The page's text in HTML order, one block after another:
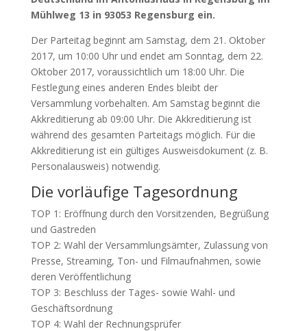
Mühlweg 13 in 93053 Regensburg ein.
Der Parteitag beginnt am Samstag, dem 21. Oktober
2017, um 10:00 Uhr und endet am Sonntag, dem 22.
Oktober 2017, voraussichtlich um 18:00 Uhr. Die
Festlegung eines anderen Endes bleibt der
Versammlung vorbehalten. Am Samstag beginnt die
Akkreditierung ab 09:00 Uhr. Die Akkreditierung ist
während des gesamten Parteitags möglich. Für die
Akkreditierung ist ein gültiges Ausweisdokument (z. B.
Personalausweis) notwendig.
Die vorläufige Tagesordnung
TOP 1: Eröffnung durch den Vorsitzenden, Begrüßung
und Gastreden
TOP 2: Wahl der Versammlungsämter, Zulassung von
Presse, Streaming, Ton- und Filmaufnahmen, sowie
deren Veröffentlichung
TOP 3: Beschluss der Tages- sowie Wahl- und
Geschäftsordnung
TOP 4: Wahl der Rechnungsprüfer